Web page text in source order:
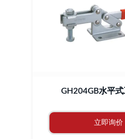
GH204GB水平
立即询价